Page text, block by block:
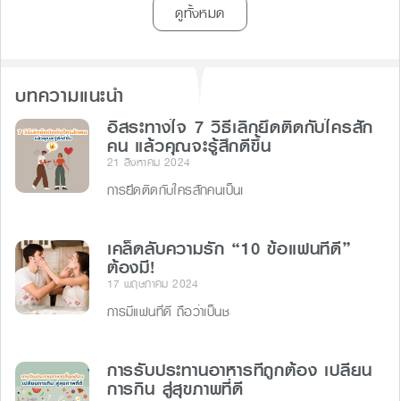
ดูทั้งหมด
บทความแนะนำ
อิสระทางใจ 7 วิธีเลิกยึดติดกับใครสัก
คน แล้วคุณจะรู้สึกดีขึ้น
21 สิงหาคม 2024
การยึดติดกับใครสักคนเป็นเ
เคล็ดลับความรัก “10 ข้อแฟนที่ดี”
ต้องมี!
17 พฤษภาคม 2024
การมีแฟนที่ดี ถือว่าเป็นช
การรับประทานอาหารที่ถูกต้อง เปลี่ยน
การกิน สู่สุขภาพที่ดี